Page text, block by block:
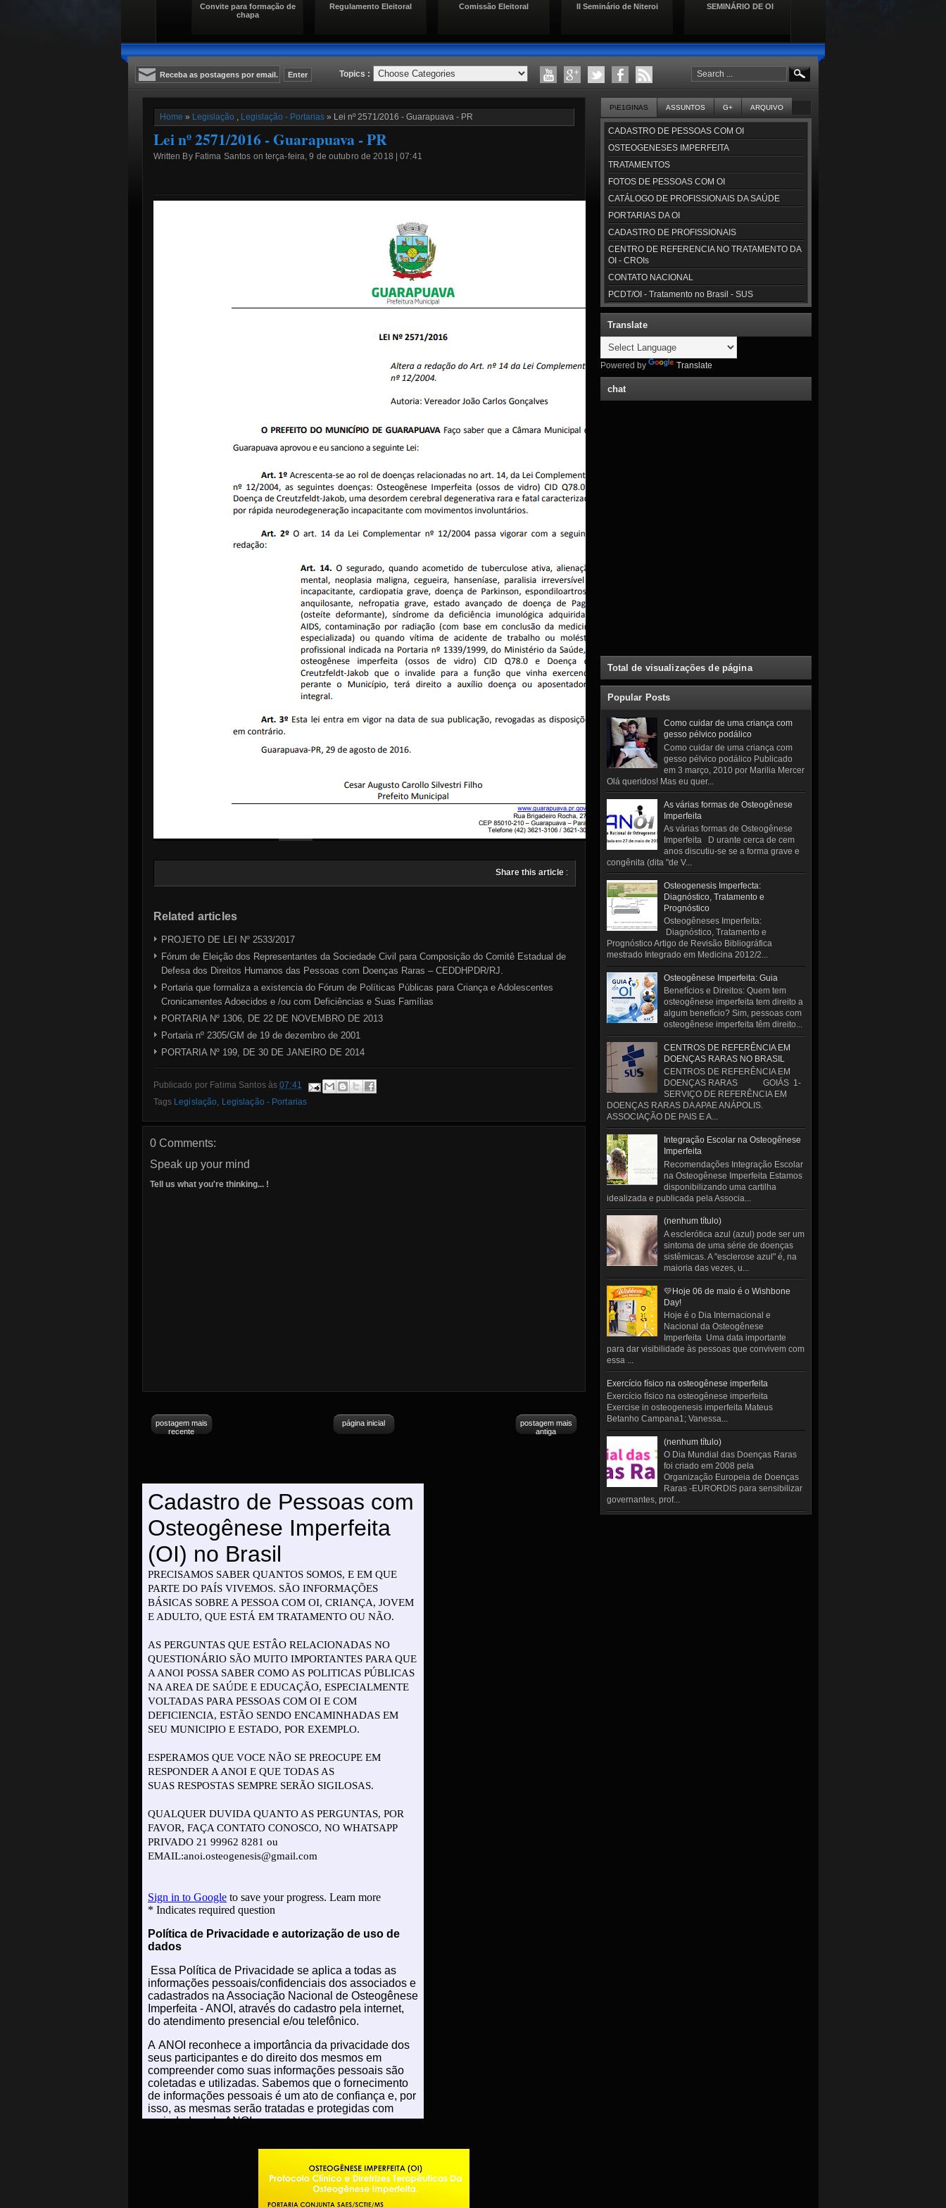
Convite para formação de
chapa
Regulamento Eleitoral Comissão Eleitoral II Seminário de Niteroi SEMINÁRIO DE OI
Topics :
Home » Legislação , Legislação - Portarias» Lei nº 2571/2016 - Guarapuava - PR
Lei nº 2571/2016 - Guarapuava - PR
Written By Fatima Santos on terça-feira, 9 de outubro de 2018 | 07:41
Share this article:
Related articles
PROJETO DE LEI Nº 2533/2017
Fórum de Eleição dos Representantes da Sociedade Civil para Composição do Comitê Estadual de
Defesa dos Direitos Humanos das Pessoas com Doenças Raras – CEDDHPDR/RJ.
Portaria que formaliza a existencia do Fórum de Políticas Públicas para Criança e Adolescentes
Cronicamentes Adoecidos e /ou com Deficiências e Suas Famílias
PORTARIA Nº 1306, DE 22 DE NOVEMBRO DE 2013
Portaria nº 2305/GM de 19 de dezembro de 2001
PORTARIA Nº 199, DE 30 DE JANEIRO DE 2014
Publicado por Fatima Santos às07:41
Tags Legislação, Legislação - Portarias
0 Comments:
Speak up your mind
Tell us what you're thinking... !
postagem mais
recente
postagem mais
antiga
página inicial
P\E1GINAS ASSUNTOS G+ ARQUIVO
CADASTRO DE PESSOAS COM OI
OSTEOGENESES IMPERFEITA
TRATAMENTOS
FOTOS DE PESSOAS COM OI
CATÁLOGO DE PROFISSIONAIS DA SAÚDE
PORTARIAS DA OI
CADASTRO DE PROFISSIONAIS
CENTRO DE REFERENCIA NO TRATAMENTO DA
OI - CROIs
CONTATO NACIONAL
PCDT/OI - Tratamento no Brasil - SUS
Translate
Powered by Translate
chat
Total de visualizações de página
Popular Posts
Como cuidar de uma criança com
gesso pélvico podálico
Como cuidar de uma criança com
gesso pélvico podálico Publicado
em 3 março, 2010 por Marilia Mercer
Olá queridos! Mas eu quer...
As várias formas de Osteogênese
Imperfeita
As várias formas de Osteogênese
Imperfeita D urante cerca de cem
anos discutiu-se se a forma grave e
congênita (dita "de V...
Osteogenesis Imperfecta:
Diagnóstico, Tratamento e
Prognóstico
Osteogêneses Imperfeita:
Diagnóstico, Tratamento e
Prognóstico Artigo de Revisão Bibliográfica
mestrado Integrado em Medicina 2012/2...
Osteogênese Imperfeita: Guia
Benefícios e Direitos: Quem tem
osteogênese imperfeita tem direito a
algum benefício? Sim, pessoas com
osteogênese imperfeita têm direito...
CENTROS DE REFERÊNCIA EM
DOENÇAS RARAS NO BRASIL
CENTROS DE REFERÊNCIA EM
DOENÇAS RARAS GOIÁS 1-
SERVIÇO DE REFERÊNCIA EM
DOENÇAS RARAS DA APAE ANÁPOLIS.
ASSOCIAÇÃO DE PAIS E A...
Integração Escolar na Osteogênese
Imperfeita
Recomendações Integração Escolar
na Osteogênese Imperfeita Estamos
disponibilizando uma cartilha
idealizada e publicada pela Associa...
(nenhum título)
A esclerótica azul (azul) pode ser um
sintoma de uma série de doenças
sistêmicas. A "esclerose azul" é, na
maioria das vezes, u...
💛Hoje 06 de maio é o Wishbone
Day!
Hoje é o Dia Internacional e
Nacional da Osteogênese
Imperfeita Uma data importante
para dar visibilidade às pessoas que convivem com
essa ...
Exercício físico na osteogênese imperfeita
Exercício físico na osteogênese imperfeita
Exercise in osteogenesis imperfeita Mateus
Betanho Campana1; Vanessa...
(nenhum título)
O Dia Mundial das Doenças Raras
foi criado em 2008 pela
Organização Europeia de Doenças
Raras -EURORDIS para sensibilizar
governantes, prof...